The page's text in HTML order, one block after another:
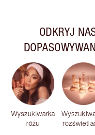
ODKRYJ
Wyszukiwarka
różu